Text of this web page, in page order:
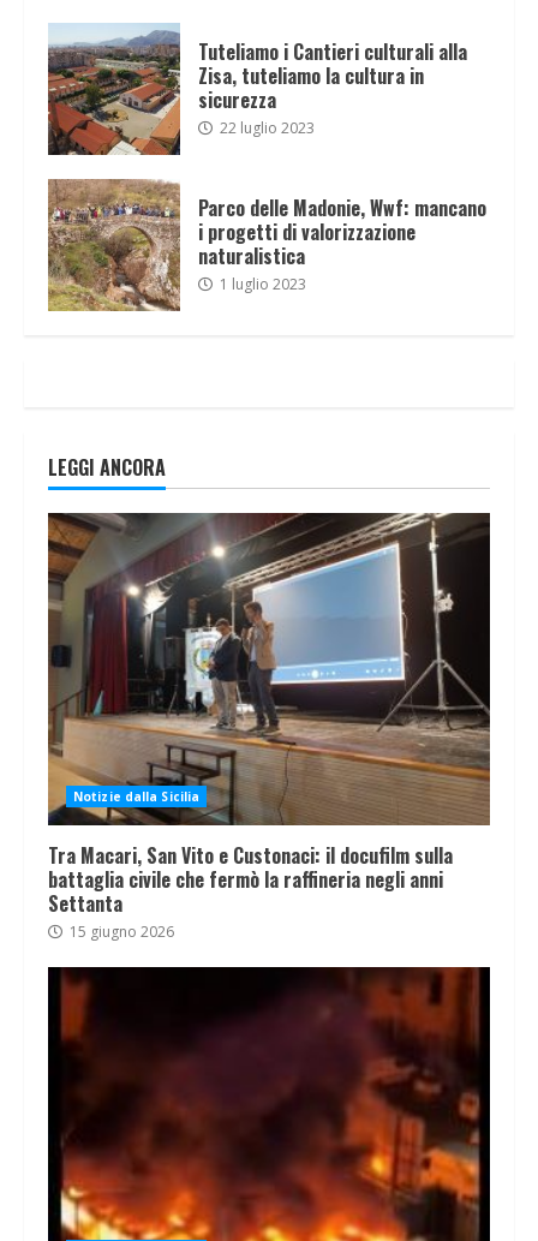
Tuteliamo i Cantieri culturali alla
Zisa, tuteliamo la cultura in
sicurezza
22 luglio 2023
Parco delle Madonie, Wwf: mancano
i progetti di valorizzazione
naturalistica
1 luglio 2023
LEGGI ANCORA
Notizie dalla Sicilia
Tra Macari, San Vito e Custonaci: il docufilm sulla
battaglia civile che fermò la raffineria negli anni
Settanta
15 giugno 2026